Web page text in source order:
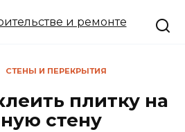
СТЕНЫ И ПЕРЕКРЫТИЯ
плитку на
стену